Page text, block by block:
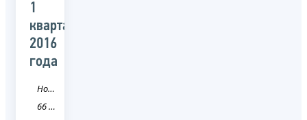
1
квартал
2016
года
Новость
66 Свердловская область